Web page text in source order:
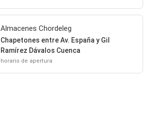
Almacenes Chordeleg
Chapetones entre Av. España y Gil
Ramírez Dávalos Cuenca
horario de apertura